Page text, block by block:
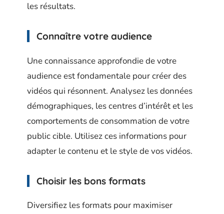
les résultats.
Connaître votre audience
Une connaissance approfondie de votre
audience est fondamentale pour créer des
vidéos qui résonnent. Analysez les données
démographiques, les centres d’intérêt et les
comportements de consommation de votre
public cible. Utilisez ces informations pour
adapter le contenu et le style de vos vidéos.
Choisir les bons formats
Diversifiez les formats pour maximiser